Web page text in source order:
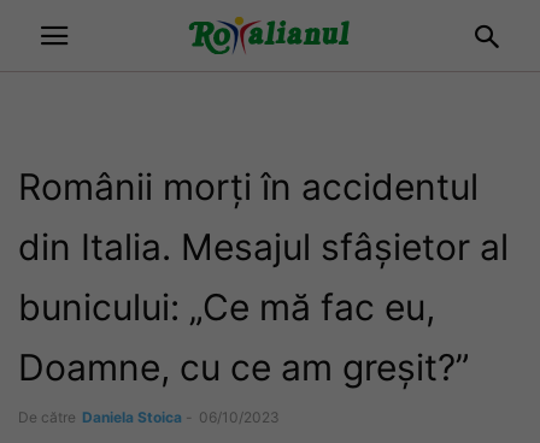
Românii morți în accidentul
din Italia. Mesajul sfâșietor al
bunicului: „Ce mă fac eu,
Doamne, cu ce am greșit?”
De către Daniela Stoica - 06/10/2023